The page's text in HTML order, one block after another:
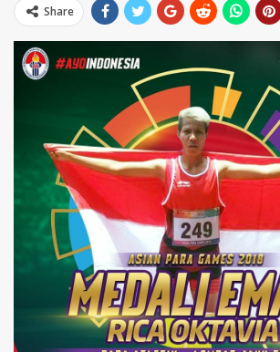
Share